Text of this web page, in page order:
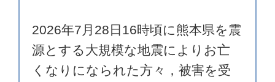
2026年7月28日16時頃に熊本県を震
源とする大規模な地震によりお亡
くなりになられた方々，被害を受